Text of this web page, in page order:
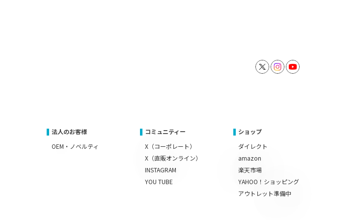
法人のお客様
OEM・ノベルティ
コミュニティー
X（コーポレート）
X（直販オンライン）
INSTAGRAM
YOU TUBE
ショップ
ダイレクト
amazon
楽天市場
YAHOO！ショッピング
アウトレット準備中